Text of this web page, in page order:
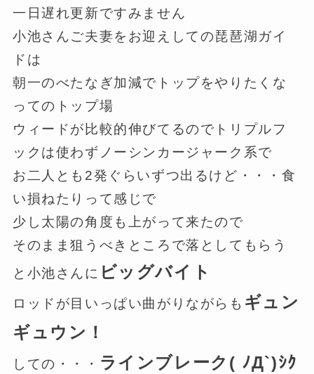
一日遅れ更新ですみません
小池さんご夫妻をお迎えしての琵琶湖ガイ
ドは
朝一のべたなぎ加減でトップをやりたくな
ってのトップ場
ウィードが比較的伸びてるのでトリプルフ
ックは使わずノーシンカージャーク系で
お二人とも2発ぐらいずつ出るけど・・・食
い損ねたりって感じで
少し太陽の角度も上がって来たので
そのまま狙うべきところで落としてもらう
と小池さんに ビッグバイト
ロッドが目いっぱい曲がりながらも ギュン
ギュウン！
しての・・・ ラインブレーク( ﾉД`)ｼｸ